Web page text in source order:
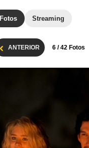
Fotos Streaming
ANTERIOR 6 / 42 Fotos